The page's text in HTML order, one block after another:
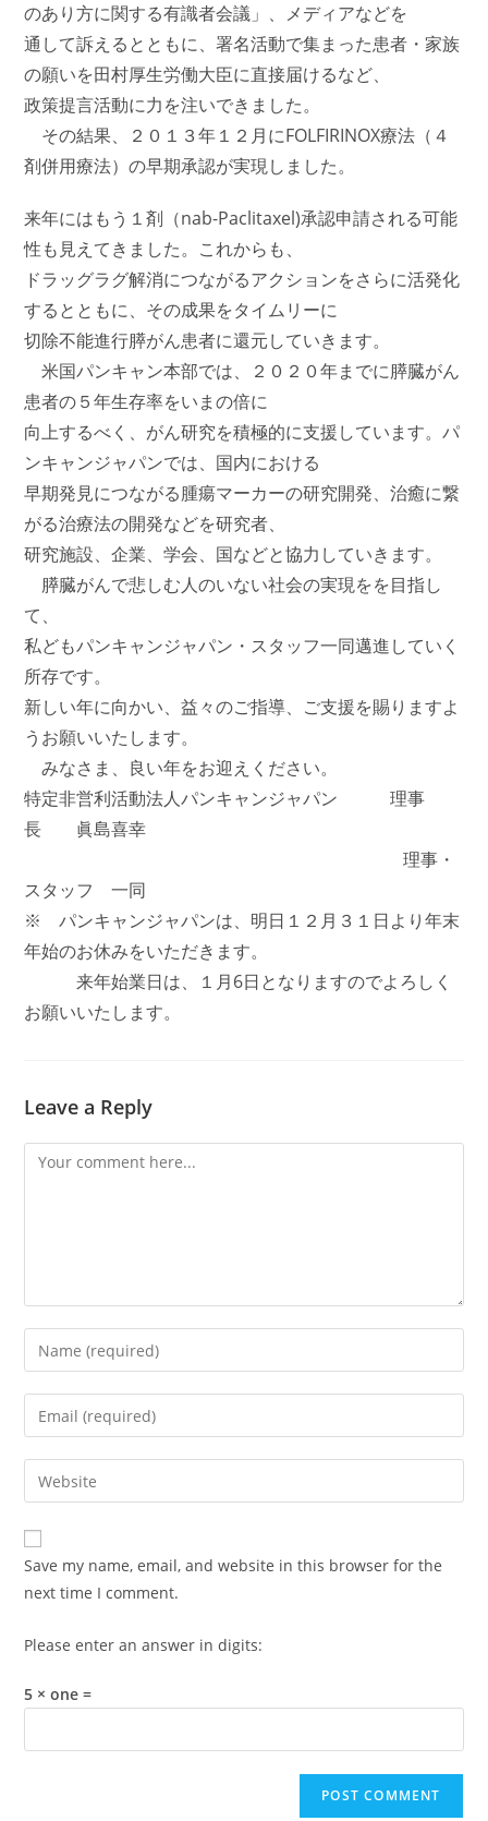
のあり方に関する有識者会議」、メディアなどを
通して訴えるとともに、署名活動で集まった患者・家族
の願いを田村厚生労働大臣に直接届けるなど、
政策提言活動に力を注いできました。
その結果、２０１３年１２月にFOLFIRINOX療法（４
剤併用療法）の早期承認が実現しました。
来年にはもう１剤（nab-Paclitaxel)承認申請される可能
性も見えてきました。これからも、
ドラッグラグ解消につながるアクションをさらに活発化
するとともに、その成果をタイムリーに
切除不能進行膵がん患者に還元していきます。
米国パンキャン本部では、２０２０年までに膵臓がん
患者の５年生存率をいまの倍に
向上するべく、がん研究を積極的に支援しています。パ
ンキャンジャパンでは、国内における
早期発見につながる腫瘍マーカーの研究開発、治癒に繋
がる治療法の開発などを研究者、
研究施設、企業、学会、国などと協力していきます。
膵臓がんで悲しむ人のいない社会の実現をを目指し
て、
私どもパンキャンジャパン・スタッフ一同邁進していく
所存です。
新しい年に向かい、益々のご指導、ご支援を賜りますよ
うお願いいたします。
みなさま、良い年をお迎えください。
特定非営利活動法人パンキャンジャパン 理事
長 眞島喜幸
理事・
スタッフ 一同
※ パンキャンジャパンは、明日１２月３１日より年末
年始のお休みをいただきます。
来年始業日は、１月6日となりますのでよろしく
お願いいたします。
Leave a Reply
Comment
Enter
your
name
comment
Enter
your
email
address
comment
Enter
your
website
URL
(optional)
Save my name, email, and website in this browser for the
next time I comment.
Please enter an answer in digits:
5 × one =